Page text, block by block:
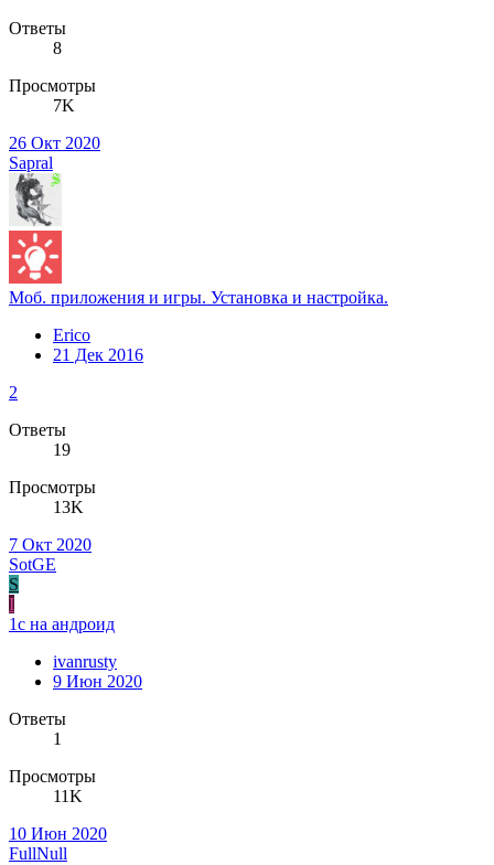
Ответы
8
Просмотры
7K
26 Окт 2020
Sapral
Моб. приложения и игры. Установка и настройка.
Erico
21 Дек 2016
2
Ответы
19
Просмотры
13K
7 Окт 2020
SotGE
S
I
1с на андроид
ivanrusty
9 Июн 2020
Ответы
1
Просмотры
11K
10 Июн 2020
FullNull